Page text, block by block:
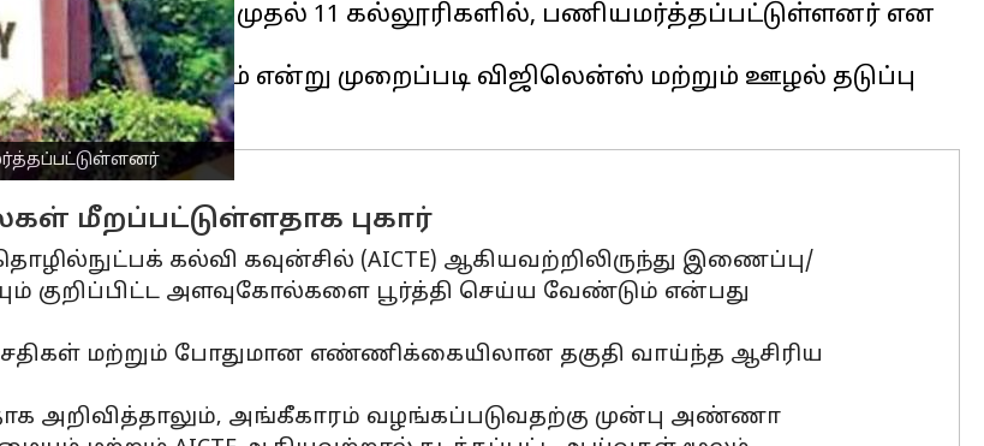
ஒரே நேரத்தில், 2 முதல் 11 கல்லூரிகளில், பணியமர்த்தப்பட்டுள்ளனர் என
நடத்த வேண்டும் என்று முறைப்படி விஜிலென்ஸ் மற்றும் ஊழல் தடுப்பு
மீறப்பட்டுள்ளதாக புகார்
கல்வி கவுன்சில் (AICTE) ஆகியவற்றிலிருந்து இணைப்பு/
குறிப்பிட்ட அளவுகோல்களை பூர்த்தி செய்ய வேண்டும் என்பது
மற்றும் போதுமான எண்ணிக்கையிலான தகுதி வாய்ந்த ஆசிரிய
அறிவித்தாலும், அங்கீகாரம் வழங்கப்படுவதற்கு முன்பு அண்ணா